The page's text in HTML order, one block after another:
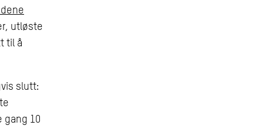
utløste
til å
slutt:
gang 10